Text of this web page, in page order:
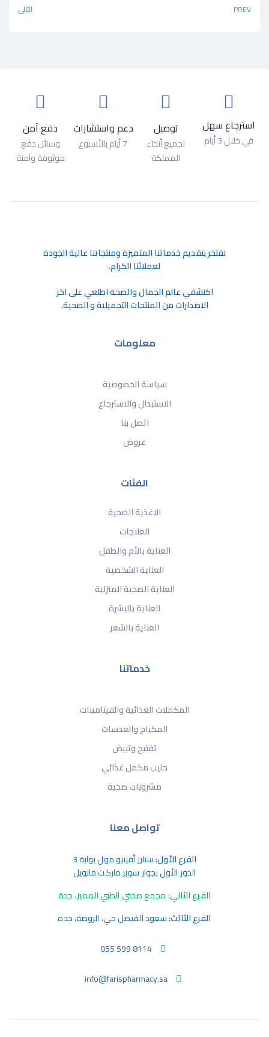
PREV التالي
استرجاع سهل
في خلال 3 أيام
توصيل
لجميع أنحاء
المملكة
دعم واستشارات
7 أيام بالأسبوع
دفع آمن
وسائل دفع
موثوقة وآمنة
ﻧﻔﺘﺨﺮ ﺑﺘﻘﺪﻳﻢ ﺧﺪﻣﺎﺗﻨﺎ اﻟﻤﺘﻤﻴﺰة وﻣﻨﺘﺠﺎﺗﻨﺎ ﻋﺎﻟﻴﺔ اﻟﺠﻮدة
ﻟﻌﻤﻼﺋﻨﺎ اﻟﻜﺮام.
اكتشفي عالم الجمال والصحة اطلعي على اخر
الاصدارات من المنتجات التجميلية و الصحية.
معلومات
سياسة الخصوصية
الاستبدال والاسترجاع
اتصل بنا
عروض
الفئات
الاغذية الصحية
العلاجات
العناية بالأم والطفل
العناية الشخصية
العناية الصحية المنزلية
العناية بالبشرة
العناية بالشعر
خدماتنا
المكملات الغذائية والفيتامينات
المكياج والعدسات
تفتيح وتبيض
حليب مكمل غذائي
مشروبات صحية
تواصل معنا
الفرع الأول:ستارز أفينيو مول بوابة 3
الدور الأول بجوار سوبر ماركت مانويل
الفرع الثاني:مجمع صحتي الطبي المميز، جدة
الفرع الثالث:سعود الفيصل حي، الروضة، جدة
055 599 8114
info@farispharmacy.sa